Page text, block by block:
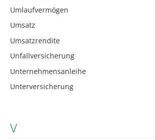
Umlaufvermögen
Umsatz
Umsatzrendite
Unfallversicherung
Unternehmensanleihe
Unterversicherung
V